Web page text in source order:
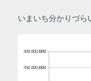
いまいち分かりづら